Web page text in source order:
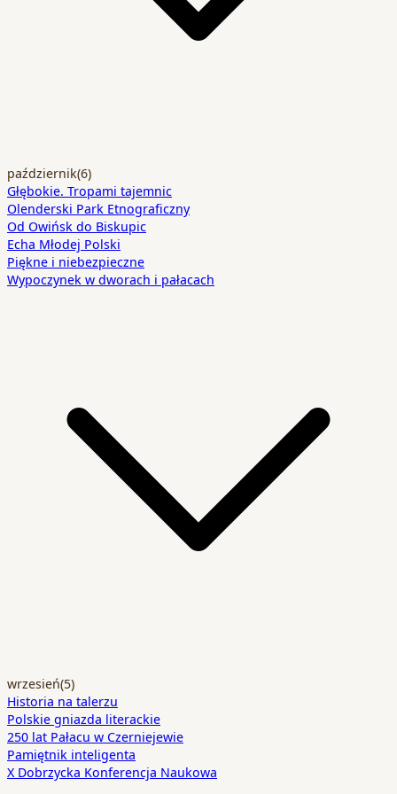
październik(6)
Głębokie. Tropami tajemnic
Olenderski Park Etnograficzny
Od Owińsk do Biskupic
Echa Młodej Polski
Piękne i niebezpieczne
Wypoczynek w dworach i pałacach
wrzesień(5)
Historia na talerzu
Polskie gniazda literackie
250 lat Pałacu w Czerniejewie
Pamiętnik inteligenta
X Dobrzycka Konferencja Naukowa